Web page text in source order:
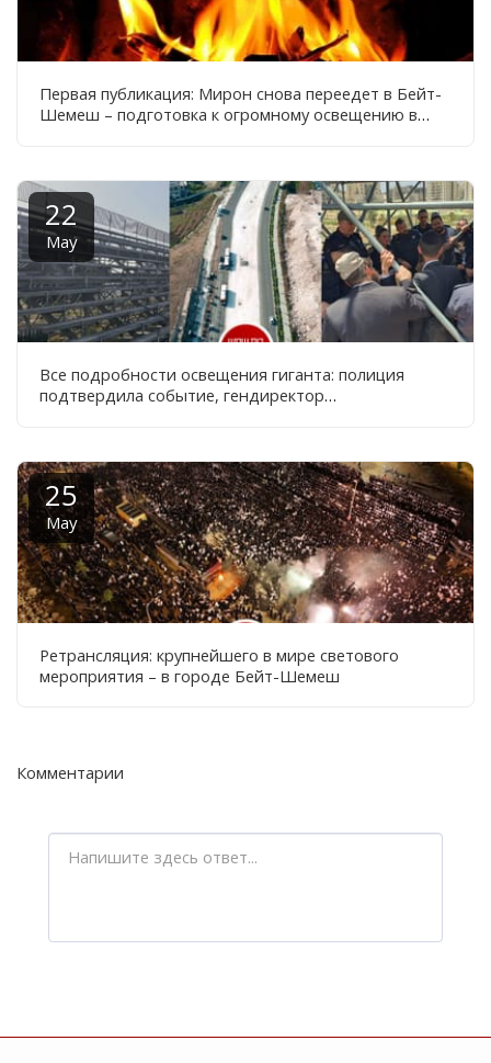
Первая публикация: Мирон снова переедет в Бейт-
Шемеш – подготовка к огромному освещению в
22
May
Все подробности освещения гиганта: полиция
подтвердила событие, гендиректор
модернизированы - документация
25
May
Ретрансляция: крупнейшего в мире светового
мероприятия – в городе Бейт-Шемеш
Комментарии